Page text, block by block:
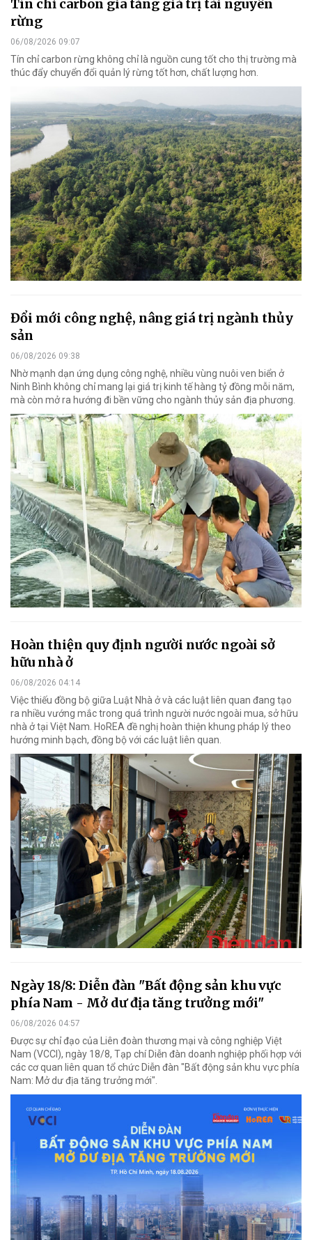
Tín chỉ carbon gia tăng giá trị tài nguyên
rừng
06/08/2026 09:07
Tín chỉ carbon rừng không chỉ là nguồn cung tốt cho thị trường mà
thúc đẩy chuyển đổi quản lý rừng tốt hơn, chất lượng hơn.
Đổi mới công nghệ, nâng giá trị ngành thủy
sản
06/08/2026 09:38
Nhờ mạnh dạn ứng dụng công nghệ, nhiều vùng nuôi ven biển ở
Ninh Bình không chỉ mang lại giá trị kinh tế hàng tỷ đồng mỗi năm,
mà còn mở ra hướng đi bền vững cho ngành thủy sản địa phương.
Hoàn thiện quy định người nước ngoài sở
hữu nhà ở
06/08/2026 04:14
Việc thiếu đồng bộ giữa Luật Nhà ở và các luật liên quan đang tạo
ra nhiều vướng mắc trong quá trình người nước ngoài mua, sở hữu
nhà ở tại Việt Nam. HoREA đề nghị hoàn thiện khung pháp lý theo
hướng minh bạch, đồng bộ với các luật liên quan.
Ngày 18/8: Diễn đàn "Bất động sản khu vực
phía Nam - Mở dư địa tăng trưởng mới"
06/08/2026 04:57
Được sự chỉ đạo của Liên đoàn thương mại và công nghiệp Việt
Nam (VCCI), ngày 18/8, Tạp chí Diễn đàn doanh nghiệp phối hợp với
các cơ quan liên quan tổ chức Diễn đàn "Bất động sản khu vực phía
Nam: Mở dư địa tăng trưởng mới".